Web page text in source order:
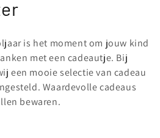
is het moment om jouw kind
met een cadeautje. Bij
een mooie selectie van cadeau
Waardevolle cadeaus
bewaren.